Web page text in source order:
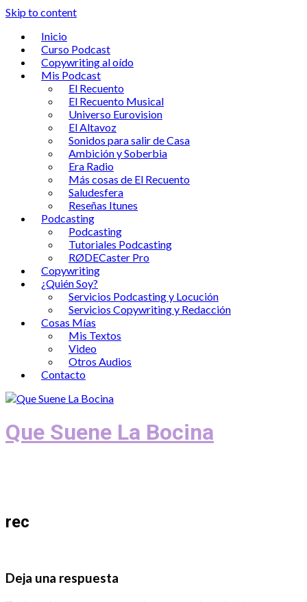
Skip to content
Inicio
Curso Podcast
Copywriting al oído
Mis Podcast
El Recuento
El Recuento Musical
Universo Eurovision
El Altavoz
Sonidos para salir de Casa
Ambición y Soberbia
Era Radio
Más cosas de El Recuento
Saludesfera
Reseñas Itunes
Podcasting
Podcasting
Tutoriales Podcasting
RØDECaster Pro
Copywriting
¿Quién Soy?
Servicios Podcasting y Locución
Servicios Copywriting y Redacción
Cosas Mías
Mis Textos
Video
Otros Audios
Contacto
Que Suene La Bocina
rec
Deja una respuesta